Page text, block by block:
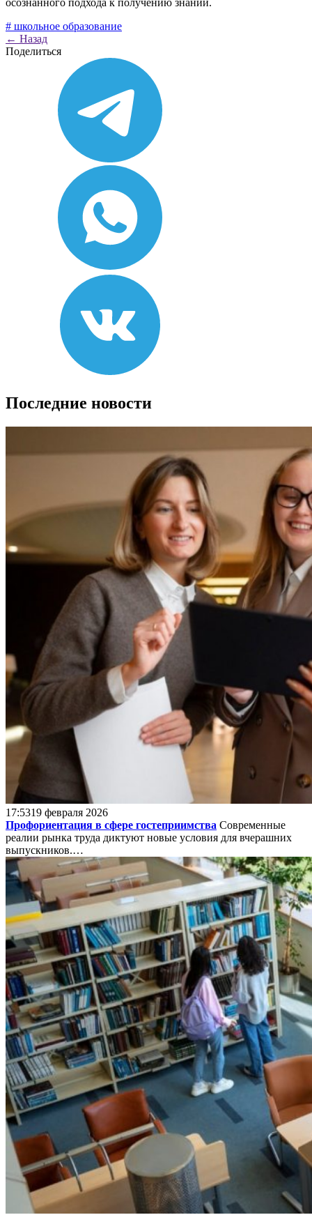
# школьное образование
← Назад
Поделиться
Последние новости
17:5319 февраля 2026
Профориентация в сфере гостеприимства Современные
реалии рынка труда диктуют новые условия для вчерашних
выпускников.…